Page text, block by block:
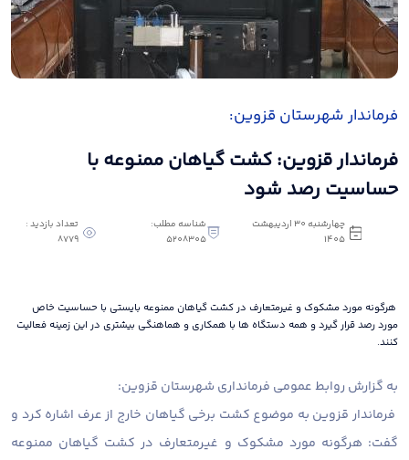
فرماندار شهرستان قزوین:
فرماندار قزوین: کشت گیاهان ممنوعه با
حساسیت رصد شود
چهارشنبه 30 اردیبهشت
1405
شناسه مطلب:
5208305
تعداد بازدید :
8779
هرگونه مورد مشکوک و غیرمتعارف در کشت گیاهان ممنوعه بایستی با حساسیت خاص
مورد رصد قرار گیرد و همه دستگاه ها با همکاری و هماهنگی بیشتری در این زمینه فعالیت
کنند.
به گزارش روابط عمومی فرمانداری شهرستان قزوین:
فرماندار قزوین به موضوع کشت برخی گیاهان خارج از عرف اشاره کرد و
گفت: هرگونه مورد مشکوک و غیرمتعارف در کشت گیاهان ممنوعه